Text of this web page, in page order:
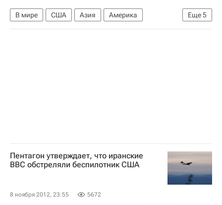
Еще5
В мире США Азия
Америка
Весь мир
Северная Америка
Пентагон утверждает, что иранские
ВВС обстреляли беспилотник США
8 ноября 2012, 23:55 5672